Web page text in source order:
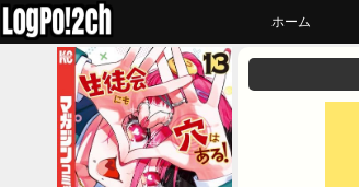
ホーム